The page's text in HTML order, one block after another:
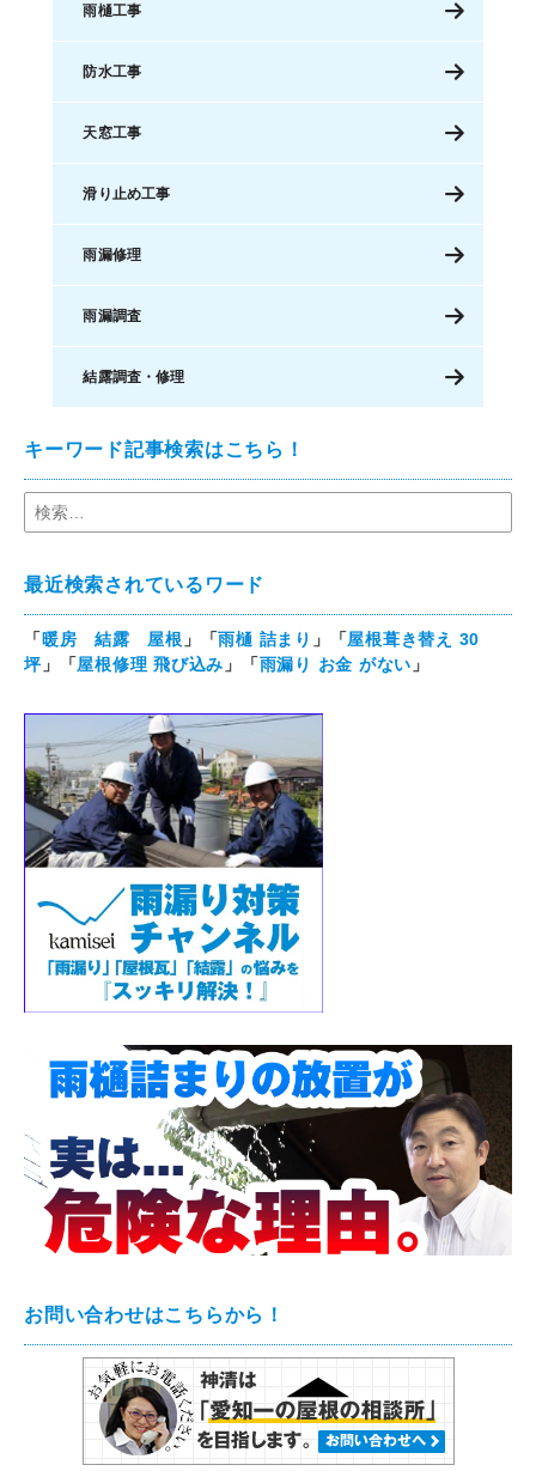
雨樋工事
防水工事
天窓工事
滑り止め工事
雨漏修理
雨漏調査
結露調査・修理
キーワード記事検索はこちら！
最近検索されているワード
「暖房 結露 屋根 」「雨樋 詰まり 」「屋根葺き替え 30
坪」「屋根修理 飛び込み 」「雨漏り お金 がない 」
お問い合わせはこちらから！